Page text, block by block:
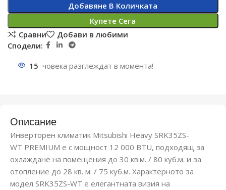
Добавяне В Количката
Купете Сега
Сравни
Добави в любими
Сподели:
15 човека разглеждат в момента!
Описание
Инверторен климатик Mitsubishi Heavy SRK35ZS-
WT PREMIUM е с мощност 12 000 BTU, подходящ за
охлаждане на помещения до 30 кв.м. / 80 куб.м. и за
отопление до 28 кв. м. / 75 куб.м. Характерното за
модел SRK35ZS-WT е елегантната визия на